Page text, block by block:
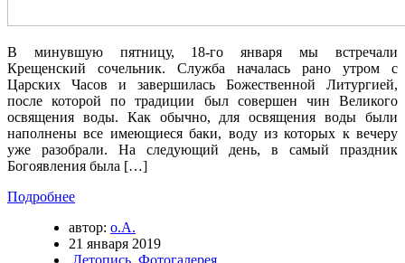
В минувшую пятницу, 18-го января мы встречали
Крещенский сочельник. Служба началась рано утром с
Царских Часов и завершилась Божественной Литургией,
после которой по традиции был совершен чин Великого
освящения воды. Как обычно, для освящения воды были
наполнены все имеющиеся баки, воду из которых к вечеру
уже разобрали. На следующий день, в самый праздник
Богоявления была […]
Подробнее
автор: о.А.
21 января 2019